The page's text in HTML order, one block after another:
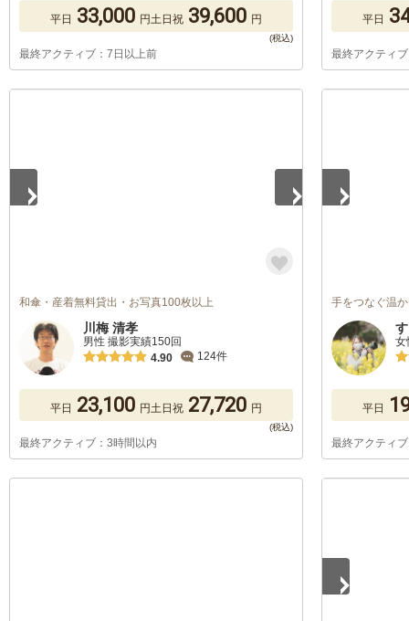
平日 33,000 円土日祝 39,600 円
最終アクティブ：7日以上前
平日
最終アクティ
和傘・産着無料貸出・お写真100枚以上
川梅 清孝
男性 撮影実績150回
4.90
124件
平日 23,100 円土日祝 27,720 円
最終アクティブ：3時間以内
手をつなぐ温
女
平日
最終アクティ